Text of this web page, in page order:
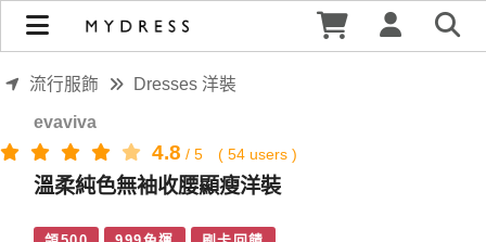
溫柔純色無袖收腰顯瘦洋裝 | MYDRESS 時裳韓風
流行服飾 Dresses 洋裝
evaviva
4.8 / 5 ( 54 users )
溫柔純色無袖收腰顯瘦洋裝